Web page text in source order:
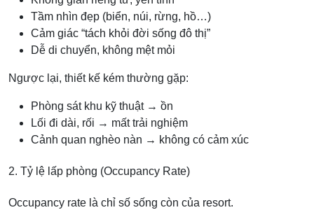
Tầm nhìn đẹp (biển, núi, rừng, hồ…)
Cảm giác “tách khỏi đời sống đô thị”
Dễ di chuyển, không mệt mỏi
Ngược lại, thiết kế kém thường gặp:
Phòng sát khu kỹ thuật → ồn
Lối đi dài, rối → mất trải nghiệm
Cảnh quan nghèo nàn → không có cảm xúc
2. Tỷ lệ lấp phòng (Occupancy Rate)
Occupancy rate là chỉ số sống còn của resort.